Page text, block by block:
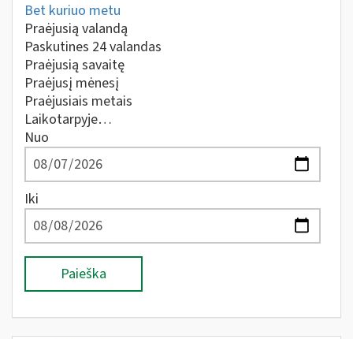
Bet kuriuo metu
Praėjusią valandą
Paskutines 24 valandas
Praėjusią savaitę
Praėjusį mėnesį
Praėjusiais metais
Laikotarpyje…
Nuo
Iki
Paieška